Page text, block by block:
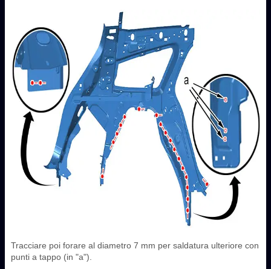
Tracciare poi forare al diametro 7 mm per saldatura ulteriore con
punti a tappo (in "a").